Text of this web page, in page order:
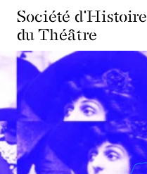
Société d'Histoire
du Théâtre